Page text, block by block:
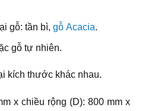
gỗ: tần bì, gỗ Acacia.
gỗ tự nhiên.
kích thước khác nhau.
x chiều rộng (D): 800 mm x